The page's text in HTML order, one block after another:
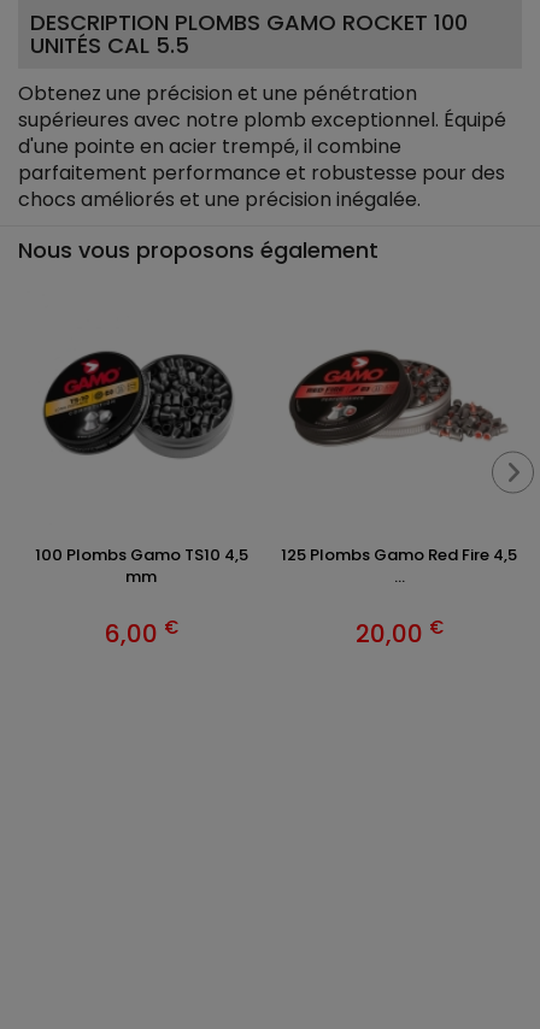
DESCRIPTION PLOMBS GAMO ROCKET 100
UNITÉS CAL 5.5
Obtenez une précision et une pénétration
supérieures avec notre plomb exceptionnel. Équipé
d'une pointe en acier trempé, il combine
parfaitement performance et robustesse pour des
chocs améliorés et une précision inégalée.
Nous vous proposons également
100 Plombs Gamo TS10 4,5
mm
6,00 €
125 Plombs Gamo Red Fire 4,5
...
20,00 €